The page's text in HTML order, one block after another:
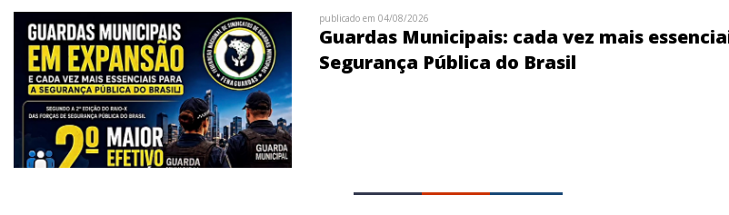
publicado em 04/08/2026
Guardas Municipais: cada vez mais
Segurança Pública do Brasil